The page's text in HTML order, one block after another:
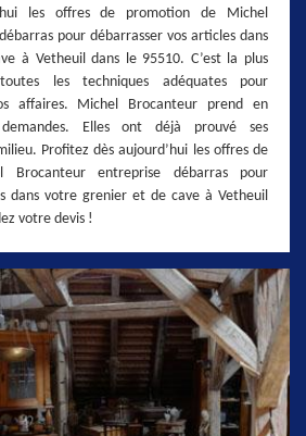
les offres de promotion de Michel
pour débarrasser vos articles dans
à Vetheuil dans le 95510. C’est la plus
les techniques adéquates pour
affaires. Michel Brocanteur prend en
Elles ont déjà prouvé ses
Profitez dès aujourd’hui les offres de
Brocanteur entreprise débarras pour
dans votre grenier et de cave à Vetheuil
votre devis !